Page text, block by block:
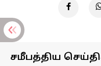
சமீபத்திய